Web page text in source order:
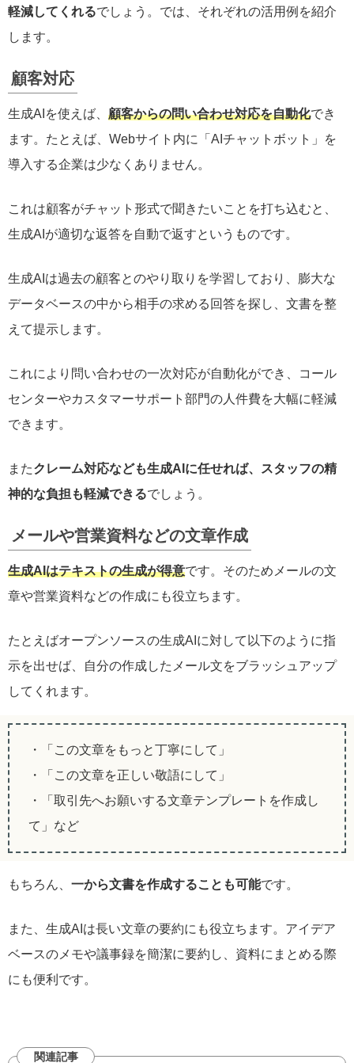
軽減してくれるでしょう。では、それぞれの活用例を紹介
します。
顧客対応
生成AIを使えば、 顧客からの問い合わせ対応を自動化でき
ます。たとえば、Webサイト内に「AIチャットボット」を
導入する企業は少なくありません。
これは顧客がチャット形式で聞きたいことを打ち込むと、
生成AIが適切な返答を自動で返すというものです。
生成AIは過去の顧客とのやり取りを学習しており、膨大な
データベースの中から相手の求める回答を探し、文書を整
えて提示します。
これにより問い合わせの一次対応が自動化ができ、コール
センターやカスタマーサポート部門の人件費を大幅に軽減
できます。
またクレーム対応なども生成AIに任せれば、スタッフの精
神的な負担も軽減できるでしょう。
メールや営業資料などの文章作成
生成AIはテキストの生成が得意です。そのためメールの文
章や営業資料などの作成にも役立ちます。
たとえばオープンソースの生成AIに対して以下のように指
示を出せば、自分の作成したメール文をブラッシュアップ
してくれます。
・「この文章をもっと丁寧にして」
・「この文章を正しい敬語にして」
・「取引先へお願いする文章テンプレートを作成し
て」など
もちろん、 一から文書を作成することも可能です。
また、生成AIは長い文章の要約にも役立ちます。アイデア
ベースのメモや議事録を簡潔に要約し、資料にまとめる際
にも便利です。
関連記事